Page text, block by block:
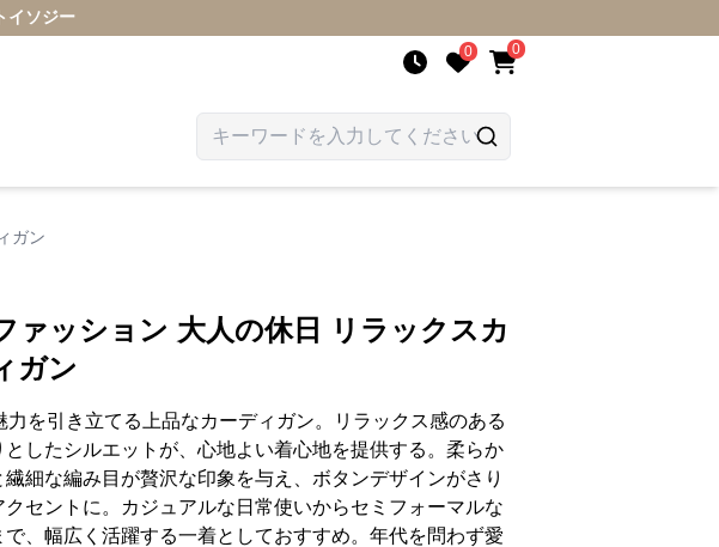
イソジー
0 0
ガン
ァッション 大人の休日 リラックスカ
ガン
力を引き立てる上品なカーディガン。リラックス感のある
としたシルエットが、心地よい着心地を提供する。柔らか
繊細な編み目が贅沢な印象を与え、ボタンデザインがさり
クセントに。カジュアルな日常使いからセミフォーマルな
で、幅広く活躍する一着としておすすめ。年代を問わず愛